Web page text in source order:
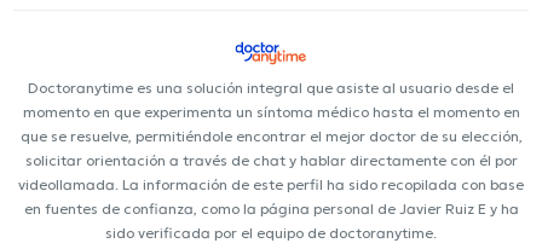
Doctoranytime es una solución integral que asiste al usuario desde el
momento en que experimenta un síntoma médico hasta el momento en
que se resuelve, permitiéndole encontrar el mejor doctor de su elección,
solicitar orientación a través de chat y hablar directamente con él por
videollamada. La información de este perfil ha sido recopilada con base
en fuentes de confianza, como la página personal de Javier Ruiz E y ha
sido verificada por el equipo de doctoranytime.